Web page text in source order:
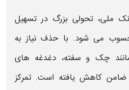
ملی، تحولی بزرگ در تسهیل
می‌ شود. با حذف نیاز به
چک و سفته، دغدغه‌ های
ضامن کاهش یافته است. تمرکز